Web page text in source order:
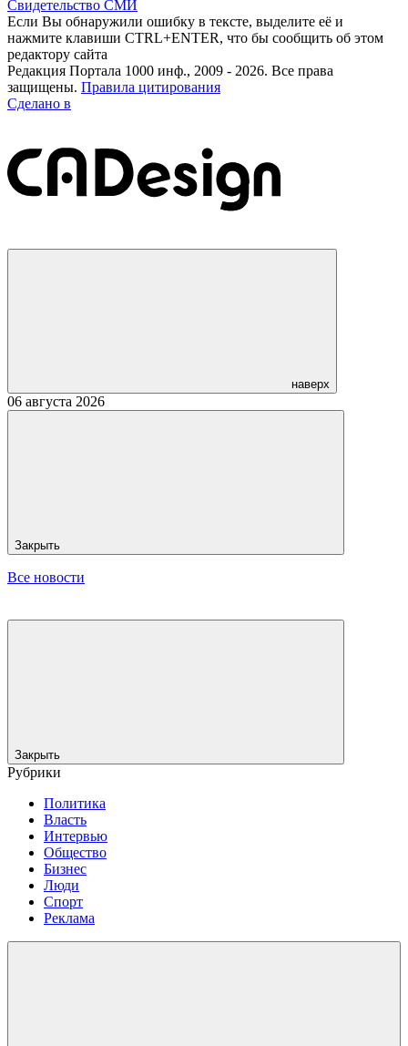
Свидетельство СМИ
Если Вы обнаружили ошибку в тексте, выделите её и
нажмите клавиши CTRL+ENTER, что бы сообщить об этом
редактору сайта
Редакция Портала 1000 инф., 2009 - 2026. Все права
защищены. Правила цитирования
Сделано в
наверх
06 августа 2026
Закрыть
Все новости
Закрыть
Рубрики
Политика
Власть
Интервью
Общество
Бизнес
Люди
Спорт
Реклама